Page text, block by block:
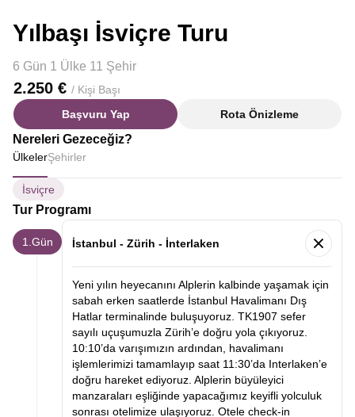
Yılbaşı İsviçre Turu
6 Gün 1 Ülke 11 Şehir
2.250 € / Kişi Başı
Başvuru Yap
Rota Önizleme
Nereleri Gezeceğiz?
ÜlkelerŞehirler
İsviçre
Tur Programı
1.Gün İstanbul - Zürih - İnterlaken
Yeni yılın heyecanını Alplerin kalbinde yaşamak için
sabah erken saatlerde İstanbul Havalimanı Dış
Hatlar terminalinde buluşuyoruz. TK1907 sefer
sayılı uçuşumuzla Zürih’e doğru yola çıkıyoruz.
10:10’da varışımızın ardından, havalimanı
işlemlerimizi tamamlayıp saat 11:30’da Interlaken’e
doğru hareket ediyoruz. Alplerin büyüleyici
manzaraları eşliğinde yapacağımız keyifli yolculuk
sonrası otelimize ulaşıyoruz. Otele check-in